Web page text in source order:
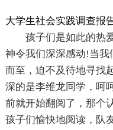
大学生社会实践调查报
孩子们是如此的热
神令我们深深感动!当我
而至，迫不及待地寻找
深的是李维龙同学，呵
前就开始翻阅了，那个
孩子们愉快地阅读，队